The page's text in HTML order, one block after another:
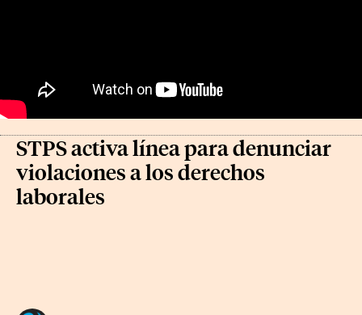
STPS activa línea para denunciar
violaciones a los derechos
laborales